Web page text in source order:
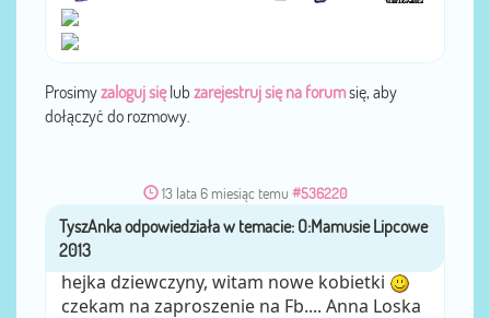
Prosimyzaloguj sięlub zarejestruj się na forumsię, aby
dołączyć do rozmowy.
13 lata 6 miesiąc temu #536220
przezTyszAnka
hejka dziewczyny, witam nowe kobietki
czekam na zaproszenie na Fb.... Anna Loska